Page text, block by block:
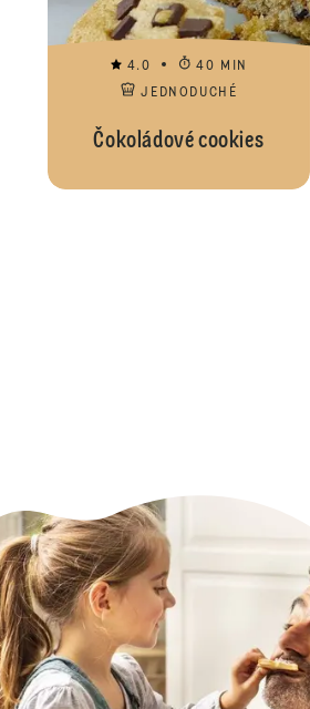
4.0
40 MIN
JEDNODUCHÉ
Čokoládové cookies